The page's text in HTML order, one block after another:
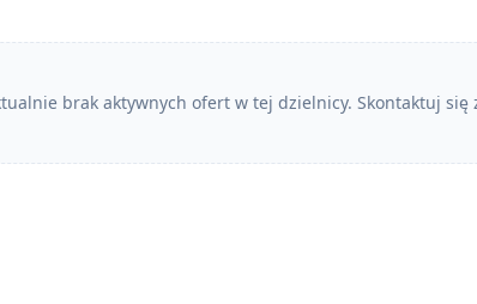
brak aktywnych ofert w tej dzielnicy. Skontaktuj